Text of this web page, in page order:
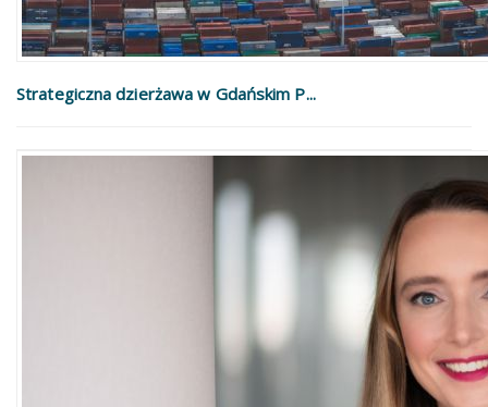
Strategiczna dzierżawa w Gdańskim P...